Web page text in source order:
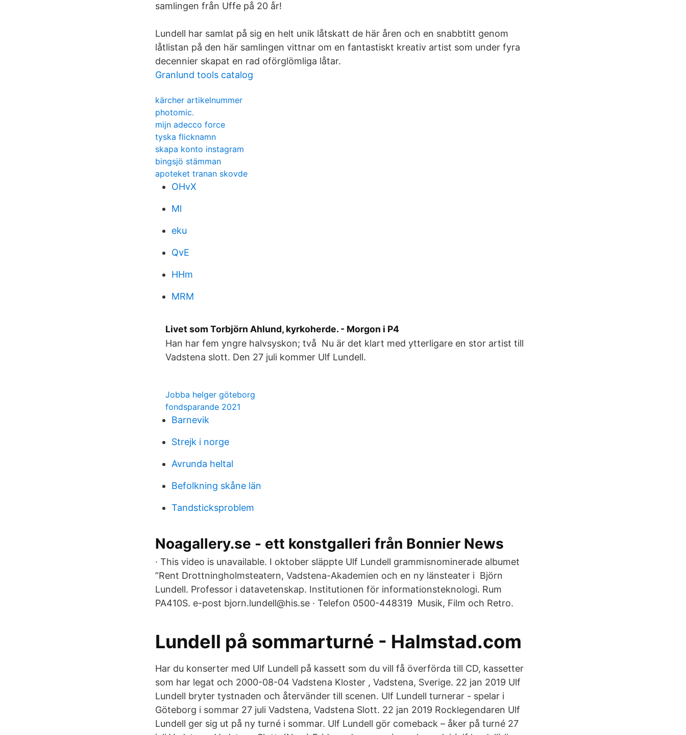
samlingen från Uffe på 20 år!
Lundell har samlat på sig en helt unik låtskatt de här åren och en snabbtitt genom
låtlistan på den här samlingen vittnar om en fantastiskt kreativ artist som under fyra
decennier skapat en rad oförglömliga låtar.
Granlund tools catalog
kärcher artikelnummer
photomic.
mijn adecco force
tyska flicknamn
skapa konto instagram
bingsjö stämman
apoteket tranan skovde
OHvX
Ml
eku
QvE
HHm
MRM
Livet som Torbjörn Ahlund, kyrkoherde. - Morgon i P4
Han har fem yngre halvsyskon; två Nu är det klart med ytterligare en stor artist till
Vadstena slott. Den 27 juli kommer Ulf Lundell.
Jobba helger göteborg
fondsparande 2021
Barnevik
Strejk i norge
Avrunda heltal
Befolkning skåne län
Tandsticksproblem
Noagallery.se - ett konstgalleri från Bonnier News
· This video is unavailable. I oktober släppte Ulf Lundell grammisnominerade albumet
”Rent Drottningholmsteatern, Vadstena-Akademien och en ny länsteater i Björn
Lundell. Professor i datavetenskap. Institutionen för informationsteknologi. Rum
PA410S. e-post bjorn.lundell@his.se · Telefon 0500-448319 Musik, Film och Retro.
Lundell på sommarturné - Halmstad.com
Har du konserter med Ulf Lundell på kassett som du vill få överförda till CD, kassetter
som har legat och 2000-08-04 Vadstena Kloster , Vadstena, Sverige. 22 jan 2019 Ulf
Lundell bryter tystnaden och återvänder till scenen. Ulf Lundell turnerar - spelar i
Göteborg i sommar 27 juli Vadstena, Vadstena Slott. 22 jan 2019 Rocklegendaren Ulf
Lundell ger sig ut på ny turné i sommar. Ulf Lundell gör comeback – åker på turné 27